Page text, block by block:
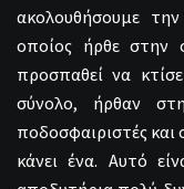
ακολουθήσουμε
οποίος ήρθε στην
προσπαθεί να
σύνολο, ήρθαν
ποδοσφαιριστές
κάνει ένα. Αυτό